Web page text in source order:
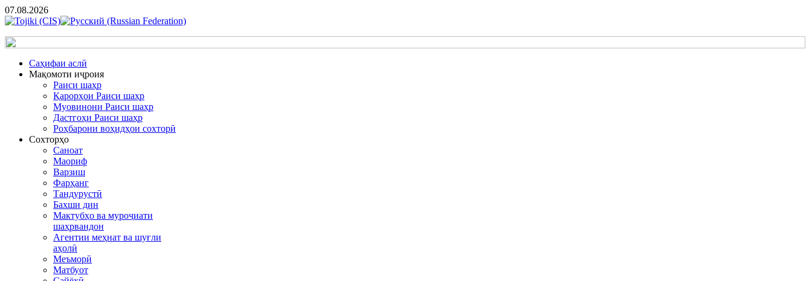
07.08.2026
Cаҳифаи аслӣ
Мақомоти иҷроия
Раиси шаҳр
Қарорҳои Раиси шаҳр
Муовинони Раиси шаҳр
Дастгоҳи Раиси шаҳр
Роҳбарони воҳидҳои сохторӣ
Сохторҳо
Саноат
Маориф
Варзиш
Фарҳанг
Тандурустӣ
Бахши дин
Мактубҳо ва муроҷиати
шаҳрвандон
Агентии меҳнат ва шуғли
аҳолӣ
Меъморӣ
Матбуот